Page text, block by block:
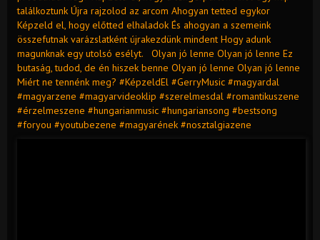
találkoztunk Újra rajzolod az arcom Ahogyan tetted egykor
Képzeld el, hogy előtted elhaladok És ahogyan a szemeink
összefutnak varázslatként újrakezdünk mindent Hogy adunk
magunknak egy utolsó esélyt. Olyan jó lenne Olyan jó lenne Ez
butaság, tudod, de én hiszek benne Olyan jó lenne Olyan jó lenne
Miért ne tennénk meg? #KépzeldEl #GerryMusic #magyardal
#magyarzene #magyarvideoklip #szerelmesdal #romantikuszene
#érzelmeszene #hungarianmusic #hungariansong #bestsong
#foryou #youtubezene #magyarének #nosztalgiazene